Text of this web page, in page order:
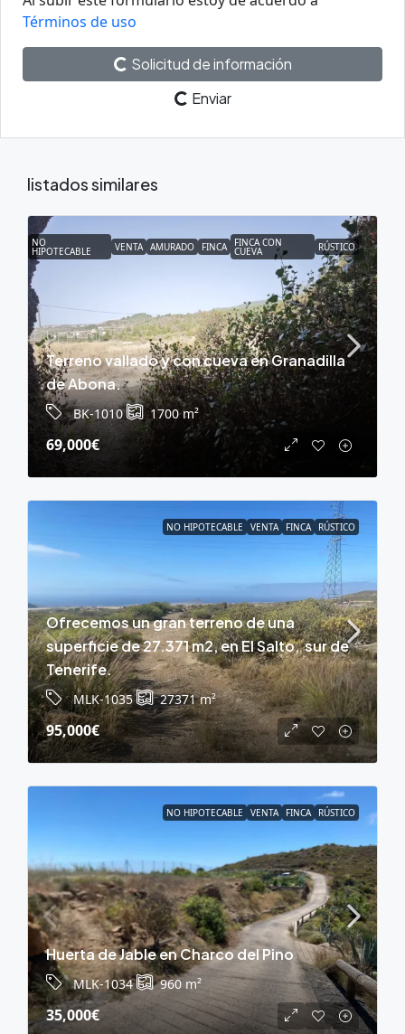
Términos de uso
Solicitud de información
Enviar
listados similares
NO
HIPOTECABLE VENTA AMURADO FINCA FINCA CON
CUEVA RÚSTICO
Terreno vallado y con cueva en Granadilla
de Abona.
BK-1010 1700m²
69,000€
NO HIPOTECABLE VENTA FINCA RÚSTICO
Ofrecemos un gran terreno de una
superficie de 27.371 m2, en El Salto, sur de
Tenerife.
MLK-1035 27371m²
95,000€
NO HIPOTECABLE VENTA FINCA RÚSTICO
Huerta de Jable en Charco del Pino
MLK-1034 960m²
35,000€